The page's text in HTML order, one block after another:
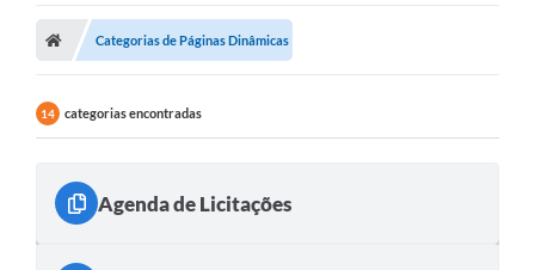
Categorias de Páginas Dinâmicas
14 categorias encontradas
Agenda de Licitações